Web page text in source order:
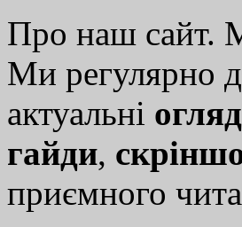
Про наш
Ми регулярно
актуальні
гайди,
приємного